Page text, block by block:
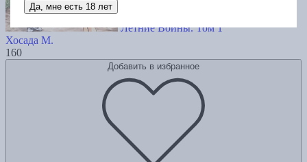
Летние Войны. Том 1
Хосада М.
160
Добавить в избранное
Да, мне есть 18 лет